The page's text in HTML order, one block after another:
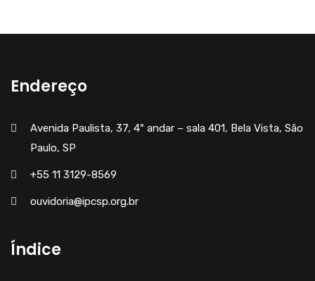
Endereço
Avenida Paulista, 37, 4º andar – sala 401, Bela Vista, São
Paulo, SP
+55 11 3129-8569
ouvidoria@ipcsp.org.br
Índice